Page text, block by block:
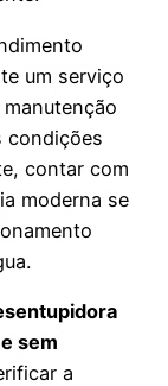
um serviço
condições
contar com
moderna se
sem
a